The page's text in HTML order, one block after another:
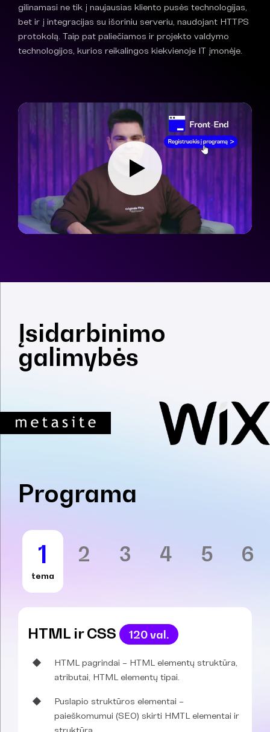
gilinamasi ne tik į naujausias kliento pusės technologijas,
bet ir į integracijas su išoriniu serveriu, naudojant HTTPS
protokolą. Taip pat paliečiamos ir projekto valdymo
technologijos, kurios reikalingos kiekvienoje IT įmonėje.
Įsidarbinimo
galimybės
Programa
1
tema
2 3 4 5 6
HTML ir CSS 120 val.
HTML pagrindai – HTML elementų struktūra,
atributai, HTML elementų tipai.
Puslapio struktūros elementai –
paieškomumui (SEO) skirti HMTL elementai ir